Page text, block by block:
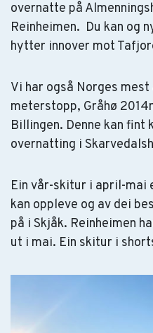
overnatte på
Reinheimen. Du kan og
hytter innover mot
Vi har også Norges
meterstopp, Gråhø
Billingen. Denne kan fint
overnatting i
Ein vår-skitur i april-mai
kan oppleve og av dei
på i Skjåk. Reinheimen
ut i mai. Ein skitur i